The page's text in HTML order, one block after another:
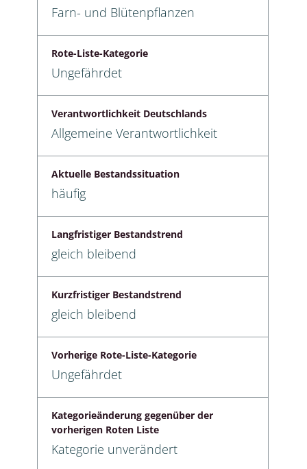
Farn- und Blütenpflanzen
Rote-Liste-Kategorie
Ungefährdet
Verantwortlichkeit Deutschlands
Allgemeine Verantwortlichkeit
Aktuelle Bestandssituation
häufig
Langfristiger Bestandstrend
gleich bleibend
Kurzfristiger Bestandstrend
gleich bleibend
Vorherige Rote-Liste-Kategorie
Ungefährdet
Kategorieänderung gegenüber der
vorherigen Roten Liste
Kategorie unverändert